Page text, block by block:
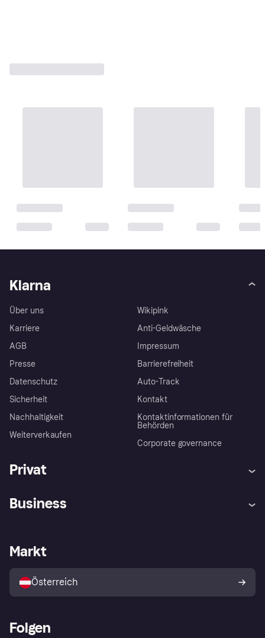
Klarna
Über uns
Karriere
AGB
Presse
Datenschutz
Sicherheit
Nachhaltigkeit
Weiterverkaufen
Wikipink
Anti-Geldwäsche
Impressum
Barrierefreiheit
Auto-Track
Kontakt
Kontaktinformationen für
Behörden
Corporate governance
Privat
Shops entdecken
Business
Händlerportal
Markt
Österreich
Folgen